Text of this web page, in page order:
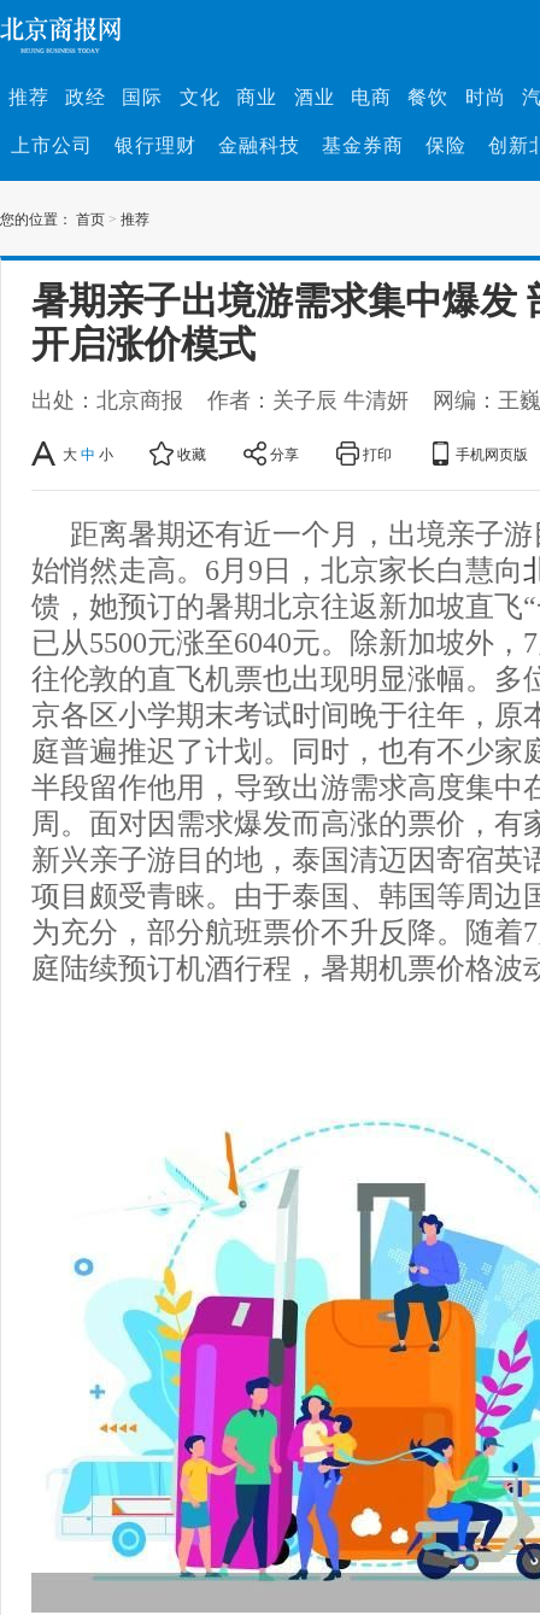
推荐 政经 国际 文化 商业 酒业 电商 餐饮 时尚
上市公司 银行理财 金融科技 基金券商 保险 创新
您的位置： 首页 > 推荐
暑期亲子出境游需求集中爆发
开启涨价模式
出处：北京商报 作者：关子辰 牛清妍 网编：王巍
大 中 小 收藏 分享 打印 手机网页版
距离暑期还有近一个月，出境亲子
始悄然走高。6月9日，北京家长白慧向
馈，她预订的暑期北京往返新加坡直飞
已从5500元涨至6040元。除新加坡外，
往伦敦的直飞机票也出现明显涨幅。多
京各区小学期末考试时间晚于往年，原
庭普遍推迟了计划。同时，也有不少家
半段留作他用，导致出游需求高度集中
周。面对因需求爆发而高涨的票价，有
新兴亲子游目的地，泰国清迈因寄宿英
项目颇受青睐。由于泰国、韩国等周边
为充分，部分航班票价不升反降。随着
庭陆续预订机酒行程，暑期机票价格波